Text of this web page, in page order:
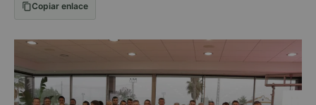
Copiar enlace